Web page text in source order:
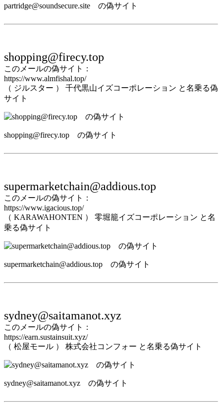
partridge@soundsecure.site の偽サイト
shopping@firecy.top
このメールの偽サイト：
https://www.almfishal.top/
（ ジルスター ） 千代黒山イズコーポレーション と名乗る偽
サイト
shopping@firecy.top の偽サイト
supermarketchain@addious.top
このメールの偽サイト：
https://www.igacious.top/
（ KARAWAHONTEN ） 零堀籠イズコーポレーション と名
乗る偽サイト
supermarketchain@addious.top の偽サイト
sydney@saitamanot.xyz
このメールの偽サイト：
https://earn.sustainsuit.xyz/
（ 松屋モール ） 株式会社コンフォー と名乗る偽サイト
sydney@saitamanot.xyz の偽サイト